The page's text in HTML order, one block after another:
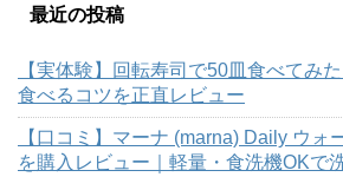
最近の投稿
【実体験】回転寿司で50皿食べてみ
食べるコツを正直レビュー
【口コミ】マーナ (marna) Daily ウォ
を購入レビュー｜軽量・食洗機OKで